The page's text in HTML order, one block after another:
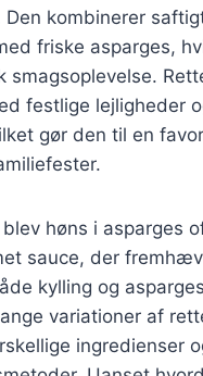
Den kombinerer
friske asparges,
smagsoplevelse.
festlige lejligheder
gør den til en
høns i asparges
sauce, der
kylling og
variationer af
ingredienser